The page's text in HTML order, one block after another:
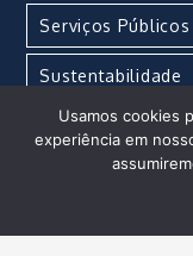
Serviços Públicos
Sustentabilidade
Turismo
Usamos cookies
experiência em